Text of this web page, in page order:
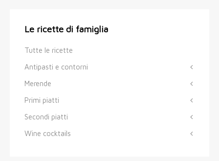
Le ricette di famiglia
Tutte le ricette
Antipasti e contorni
Merende
Primi piatti
Secondi piatti
Wine cocktails